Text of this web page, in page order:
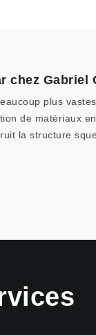
chez Gabriel
plus
de matériaux
la structure